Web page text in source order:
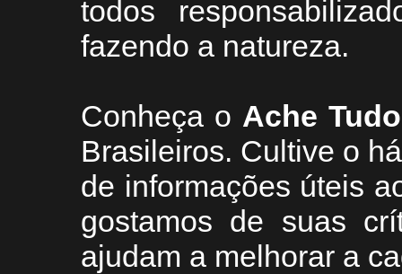
todos
fazendo a natureza.
Conheça o Ache
Brasileiros. Cultive o
de informações úteis
gostamos de suas
ajudam a melhorar a